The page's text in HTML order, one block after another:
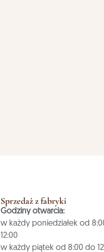
Sprzedaż z fabryki
Godziny otwarcia:
w każdy poniedziałek od
12:00
w każdy piątek od 8:00 do